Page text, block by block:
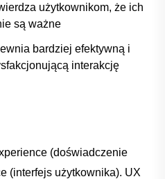
użytkownikom, że⁤ ich
są ważne
bardziej efektywną i
interakcję
(doświadczenie
‍(interfejs użytkownika). UX